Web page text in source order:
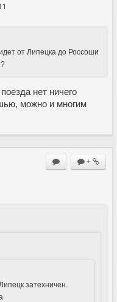
от Липецка до Россоши
нет ничего
можно и многим
+
затехничен.